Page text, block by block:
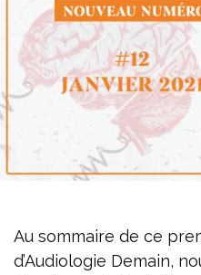
Au sommaire de ce
d’Audiologie Demain,